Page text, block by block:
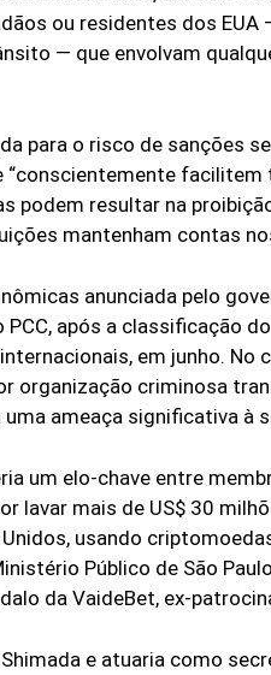
ou residentes dos EUA
— que envolvam
para o risco de sanções
facilitem
podem resultar na
mantenham contas
anunciada pelo
após a classificação
em junho. No
organização criminosa
ameaça significativa à
um elo-chave entre
lavar mais de US$ 30
usando
Público de São
da VaideBet, ex-
e atuaria como